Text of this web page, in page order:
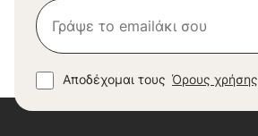
Αποδέχομαι τους Όρους χρήσης